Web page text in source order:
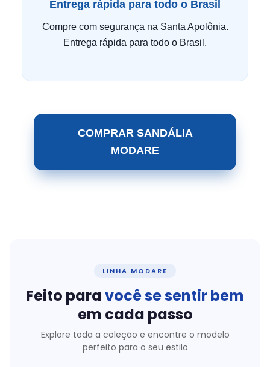
Entrega rápida para todo o Brasil
Compre com segurança na Santa Apolônia.
Entrega rápida para todo o Brasil.
COMPRAR SANDÁLIA
MODARE
LINHA MODARE
Feito paravocê se sentir bem
em cada passo
Explore toda a coleção e encontre o modelo
perfeito para o seu estilo